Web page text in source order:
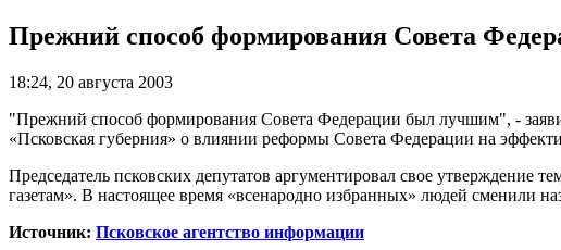
Прежний способ формирования Совета
18:24, 20 августа 2003
"Прежний способ формирования Совета Федерации был лучшим", -
«Псковская губерния» о влиянии реформы Совета Федерации на
Председатель псковских депутатов аргументировал свое
газетам». В настоящее время «всенародно избранных» людей
Источник: Псковское агентство информации